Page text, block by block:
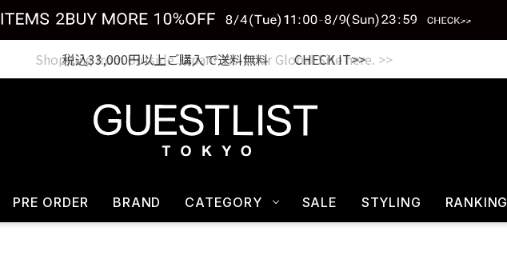
税込33,000円以上ご購入で送料無料 CHECK IT>>
PRE ORDER BRAND CATEGORY SALE STYLING RANKING